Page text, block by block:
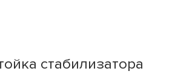
стабилизатора